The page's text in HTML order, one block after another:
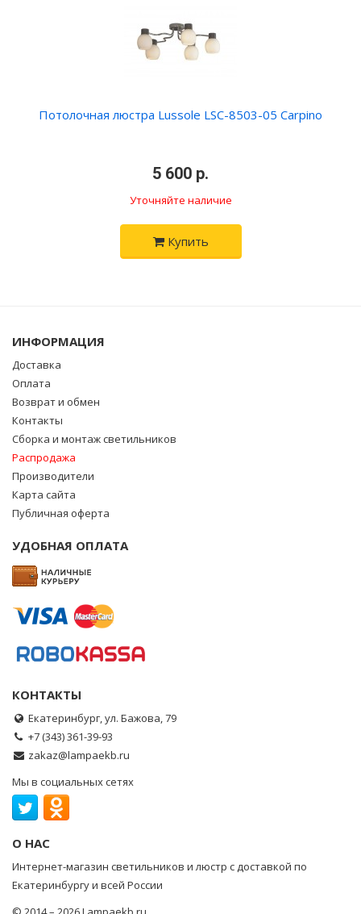
Потолочная люстра Lussole LSC-8503-05 Carpino
5 600 р.
Уточняйте наличие
Купить
ИНФОРМАЦИЯ
Доставка
Оплата
Возврат и обмен
Контакты
Сборка и монтаж светильников
Распродажа
Производители
Карта сайта
Публичная оферта
УДОБНАЯ ОПЛАТА
КОНТАКТЫ
Екатеринбург, ул. Бажова, 79
+7 (343) 361-39-93
zakaz@lampaekb.ru
Мы в социальных сетях
О НАС
Интернет-магазин светильников и люстр с доставкой по
Екатеринбургу и всей России